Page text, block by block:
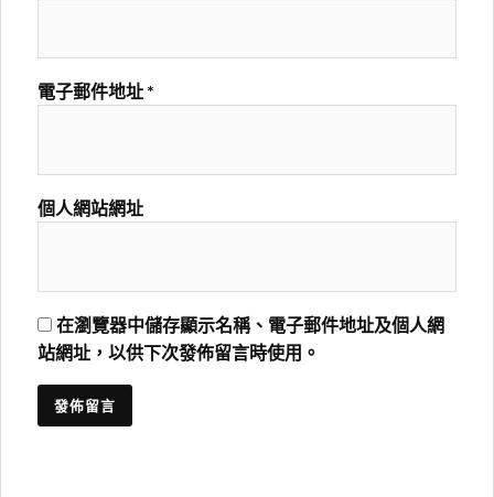
電子郵件地址 *
個人網站網址
在瀏覽器中儲存顯示名稱、電子郵件地址及個人網
站網址，以供下次發佈留言時使用。